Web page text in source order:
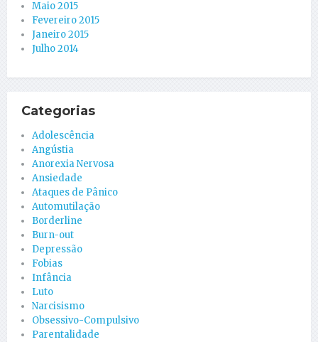
Maio 2015
Fevereiro 2015
Janeiro 2015
Julho 2014
Categorias
Adolescência
Angústia
Anorexia Nervosa
Ansiedade
Ataques de Pânico
Automutilação
Borderline
Burn-out
Depressão
Fobias
Infância
Luto
Narcisismo
Obsessivo-Compulsivo
Parentalidade